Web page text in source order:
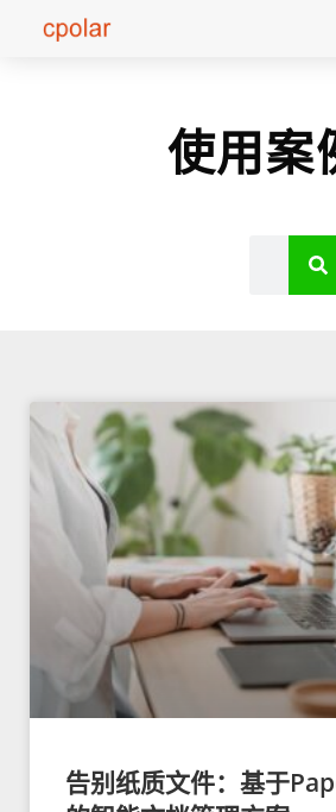
使用案
告别纸质文件：基于